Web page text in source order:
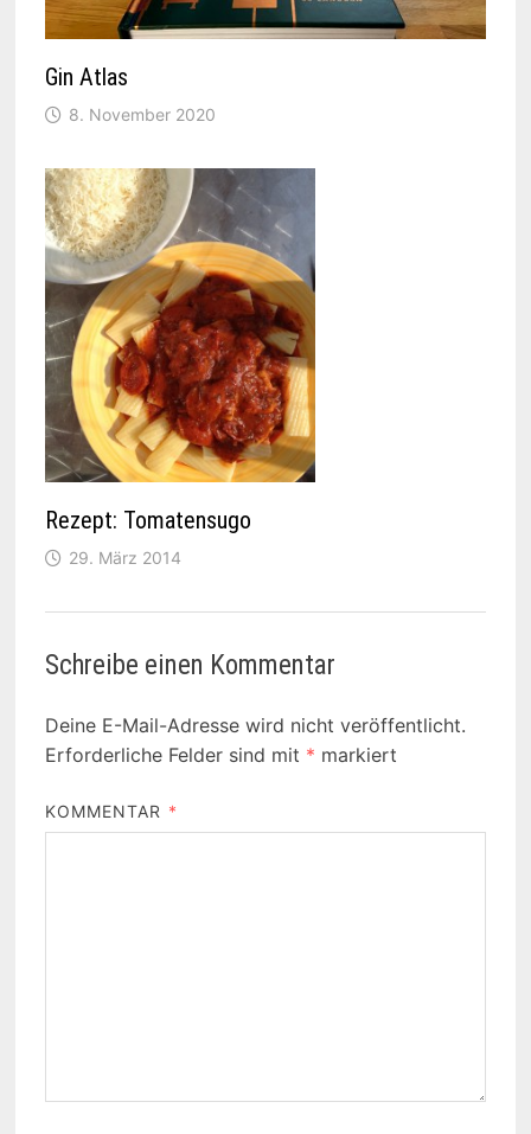
Gin Atlas
8. November 2020
Rezept: Tomatensugo
29. März 2014
Schreibe einen Kommentar
Deine E-Mail-Adresse wird nicht veröffentlicht.
Erforderliche Felder sind mit * markiert
KOMMENTAR *